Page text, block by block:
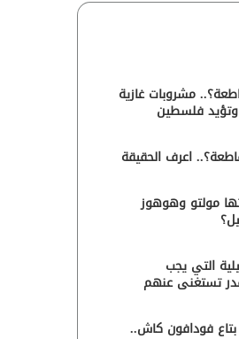
مشروبات غازية
وتؤيد فلسطين
اعرف الحقيقة
مولتو وهوهوز
التي يجب
فودافون كاش..